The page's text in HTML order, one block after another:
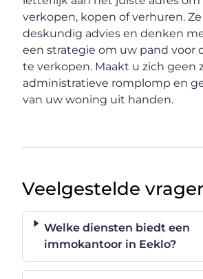
verkopen, kopen of verhuren.
deskundig advies en denken
een strategie om uw pand voor
te verkopen. Maakt u zich geen
administratieve romplomp en
van uw woning uit handen.
Veelgestelde
Welke diensten biedt een
immokantoor in Eeklo?